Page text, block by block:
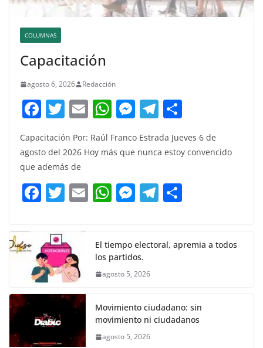
COLUMNAS
Capacitación
agosto 6, 2026 Redacción
F
a
c
e
b
o
k
T
itt
er
E
m
ai
W
at
A
p
M
ss
n
g
T
el
e
a
m
m
p
Capacitación Por: Raúl Franco Estrada Jueves 6 de
agosto del 2026 Hoy más que nunca estoy convencido
que además de
F
e
b
o
o
k
T
itt
er
E W
s
A
p
M
e
n
er
T
gr p
El tiempo electoral, apremia a todos
los partidos.
agosto 5, 2026
Movimiento ciudadano: sin
movimiento ni ciudadanos
agosto 5, 2026